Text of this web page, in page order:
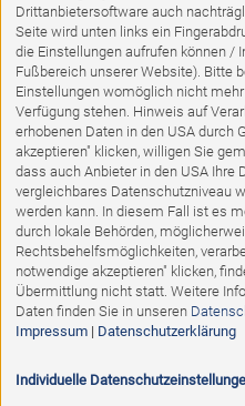
Ausstellungsstück
Polstersessel TL 3535
Abholpreis:
Drittanbietersoftware auch
Seite wird unten links ein
die Einstellungen aufrufen können /
Fußbereich unserer Website). Bitte
Einstellungen womöglich nicht
Verfügung stehen. Hinweis auf
erhobenen Daten in den USA durch
akzeptieren" klicken, willigen Sie
dass auch Anbieter in den USA Ihre
vergleichbares Datenschutzniveau
werden kann. In diesem Fall ist es
durch lokale Behörden,
Rechtsbehelfsmöglichkeiten,
notwendige akzeptieren" klicken,
Übermittlung nicht statt. Weitere
Daten finden Sie in unseren
Impressum| Datenschutzerklärung
Individuelle